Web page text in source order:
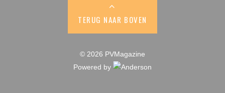
TERUG NAAR BOVEN
© 2026 PVMagazine
Powered by